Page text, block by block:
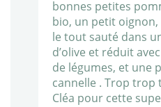
bonnes petites
bio, un petit oignon,
le tout sauté dans
d’olive et réduit
de légumes, et une
cannelle . Trop trop
Cléa pour cette